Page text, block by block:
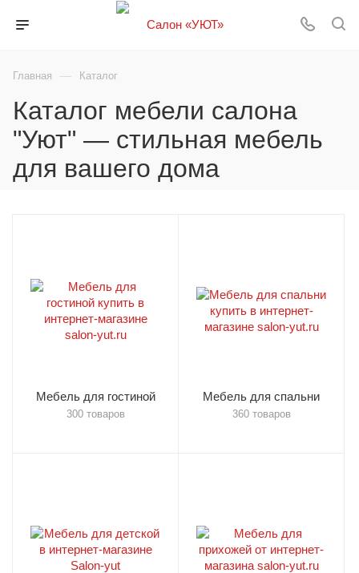
Главная — Каталог
Каталог мебели салона
"Уют" — стильная мебель
для вашего дома
Мебель для гостиной
300 товаров
Мебель для спальни
360 товаров